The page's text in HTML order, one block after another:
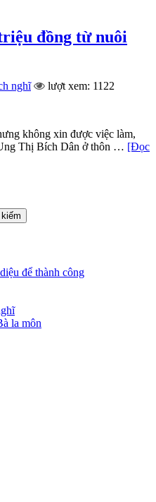
đồng từ nuôi
nghĩ lượt xem: 1122
không xin được việc làm,
Thị Bích Dân ở thôn … [Đọc
để thành công
la môn